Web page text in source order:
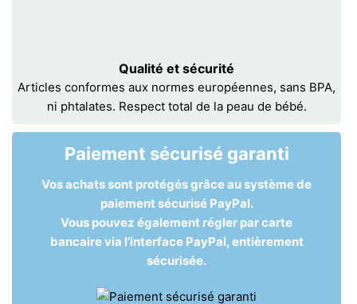
Qualité et sécurité
Articles conformes aux normes européennes, sans BPA,
ni phtalates. Respect total de la peau de bébé.
Paiement sécurisé garanti
Vos achats sont protégés grâce au système de
paiement sécurisé PayPal.
Vous pouvez également régler par carte
bancaire via l’interface PayPal, entièrement
sécurisée.